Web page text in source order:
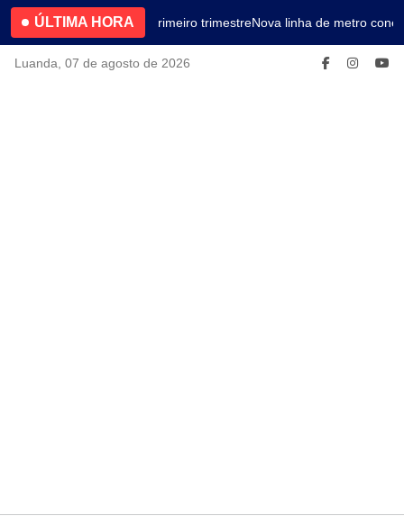
ÚLTIMA HORA4.2% no primeiro trimestreNova linha de metro
Luanda, 07 de agosto de 2026